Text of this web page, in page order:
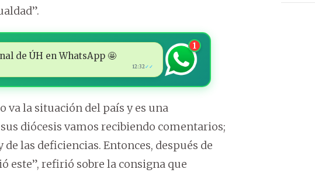
de ÚH en WhatsApp 🤩
12:32✓✓
1
va la situación del país y es una
diócesis vamos recibiendo comentarios;
las deficiencias. Entonces, después de
este”, refirió sobre la consigna que